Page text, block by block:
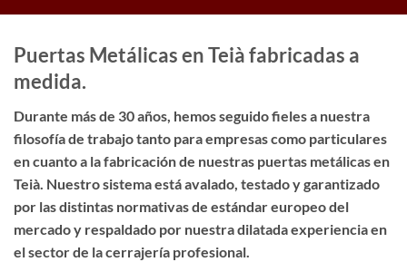
Puertas Metálicas en Teià fabricadas a
medida.
Durante más de 30 años, hemos seguido fieles a nuestra
filosofía de trabajo tanto para empresas como particulares
en cuanto a la fabricación de nuestras puertas metálicas en
Teià. Nuestro sistema está avalado, testado y garantizado
por las distintas normativas de estándar europeo del
mercado y respaldado por nuestra dilatada experiencia en
el sector de la cerrajería profesional.